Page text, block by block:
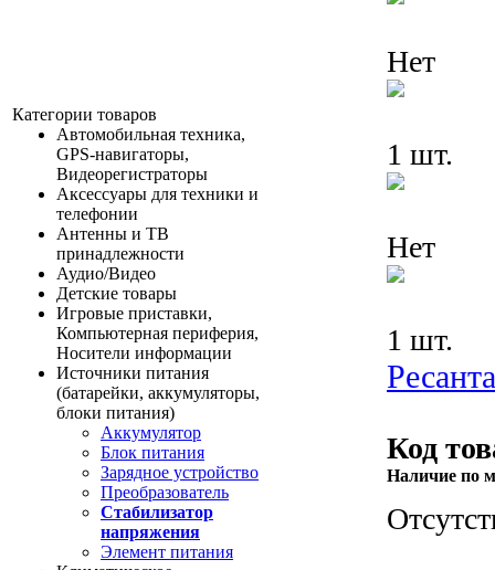
Категории товаров
Автомобильная техника,
GPS-навигаторы,
Видеорегистраторы
Аксессуары для техники и
телефонии
Антенны и ТВ
принадлежности
Аудио/Видео
Детские товары
Игровые приставки,
Компьютерная периферия,
Носители информации
Источники питания
(батарейки, аккумуляторы,
блоки питания)
Аккумулятор
Блок питания
Зарядное устройство
Преобразователь
Стабилизатор
напряжения
Элемент питания
Нет
1 шт.
Нет
1 шт.
Код
Наличие по